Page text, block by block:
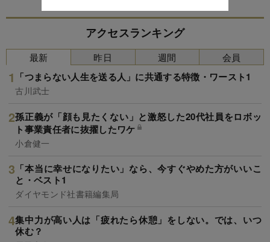
アクセスランキング
最新
「つまらない人生を送る人」に共通する特徴・ワースト1
古川武士
孫正義が「顔も見たくない」と激怒した20代社員をロボッ
ト事業責任者に抜擢したワケ
小倉健一
「本当に幸せになりたい」なら、今すぐやめた方がいいこ
と・ベスト1
ダイヤモンド社書籍編集局
集中力が高い人は「疲れたら休憩」をしない。では、いつ
休む？
昨日 週間 会員